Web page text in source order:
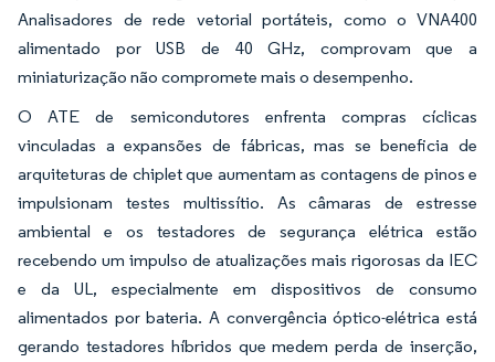
Analisadores de rede vetorial portáteis, como o VNA400
alimentado por USB de 40 GHz, comprovam que a
miniaturização não compromete mais o desempenho.
O ATE de semicondutores enfrenta compras cíclicas
vinculadas a expansões de fábricas, mas se beneficia de
arquiteturas de chiplet que aumentam as contagens de pinos e
impulsionam testes multissítio. As câmaras de estresse
ambiental e os testadores de segurança elétrica estão
recebendo um impulso de atualizações mais rigorosas da IEC
e da UL, especialmente em dispositivos de consumo
alimentados por bateria. A convergência óptico-elétrica está
gerando testadores híbridos que medem perda de inserção,